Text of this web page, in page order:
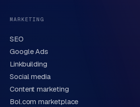
Verstuur aanvraag
We behandelen je gegevens zorgvuldig
privacyverklaring. Of bel direct
MARKETING
SEO
Google Ads
Linkbuilding
Social media
Content marketing
Bol.com marketplace